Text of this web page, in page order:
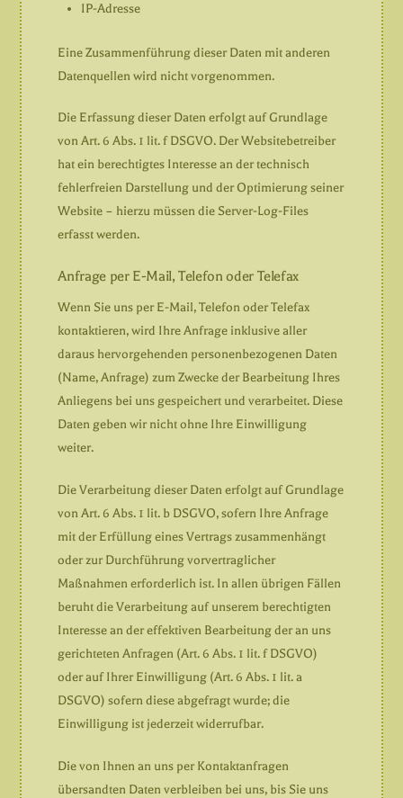
IP-Adresse
Eine Zusammenführung dieser Daten mit anderen
Datenquellen wird nicht vorgenommen.
Die Erfassung dieser Daten erfolgt auf Grundlage
von Art. 6 Abs. 1 lit. f DSGVO. Der Websitebetreiber
hat ein berechtigtes Interesse an der technisch
fehlerfreien Darstellung und der Optimierung seiner
Website – hierzu müssen die Server-Log-Files
erfasst werden.
Anfrage per E-Mail, Telefon oder Telefax
Wenn Sie uns per E-Mail, Telefon oder Telefax
kontaktieren, wird Ihre Anfrage inklusive aller
daraus hervorgehenden personenbezogenen Daten
(Name, Anfrage) zum Zwecke der Bearbeitung Ihres
Anliegens bei uns gespeichert und verarbeitet. Diese
Daten geben wir nicht ohne Ihre Einwilligung
weiter.
Die Verarbeitung dieser Daten erfolgt auf Grundlage
von Art. 6 Abs. 1 lit. b DSGVO, sofern Ihre Anfrage
mit der Erfüllung eines Vertrags zusammenhängt
oder zur Durchführung vorvertraglicher
Maßnahmen erforderlich ist. In allen übrigen Fällen
beruht die Verarbeitung auf unserem berechtigten
Interesse an der effektiven Bearbeitung der an uns
gerichteten Anfragen (Art. 6 Abs. 1 lit. f DSGVO)
oder auf Ihrer Einwilligung (Art. 6 Abs. 1 lit. a
DSGVO) sofern diese abgefragt wurde; die
Einwilligung ist jederzeit widerrufbar.
Die von Ihnen an uns per Kontaktanfragen
übersandten Daten verbleiben bei uns, bis Sie uns